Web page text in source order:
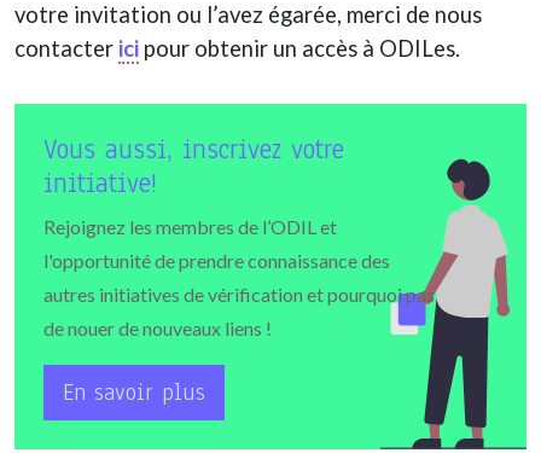
votre invitation ou l’avez égarée, merci de nous
contacter ici pour obtenir un accès à ODILes.
Vous aussi, inscrivez votre
initiative!
Rejoignez les membres de l’ODIL et
l'opportunité de prendre connaissance des
autres initiatives de vérification et pourquoi pas
de nouer de nouveaux liens !
En savoir plus